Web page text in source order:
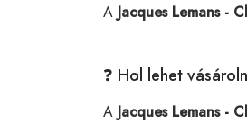
A Jacques Lemans -
❓ Hol lehet
A Jacques Lemans -